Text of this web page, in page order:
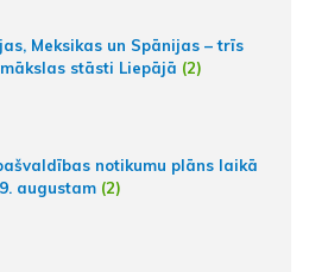
Meksikas un Spānijas – trīs
stāsti Liepājā (2)
notikumu plāns laikā
augustam (2)